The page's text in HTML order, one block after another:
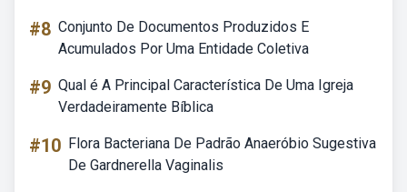
#8 Conjunto De Documentos Produzidos E
Acumulados Por Uma Entidade Coletiva
#9 Qual é A Principal Característica De Uma Igreja
Verdadeiramente Bíblica
#10 Flora Bacteriana De Padrão Anaeróbio Sugestiva
De Gardnerella Vaginalis